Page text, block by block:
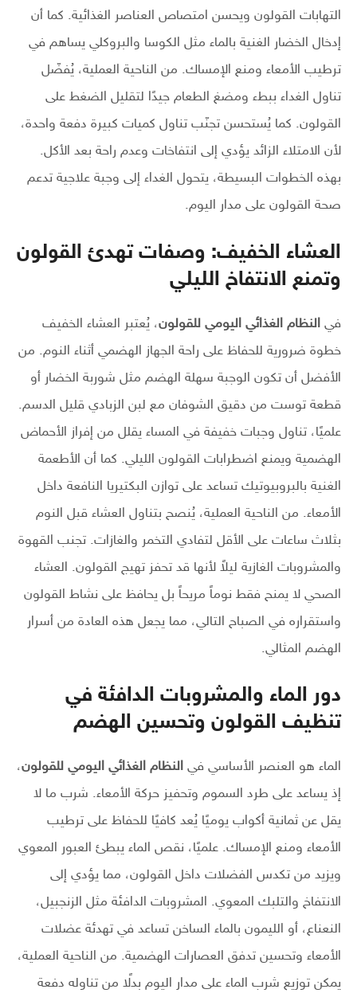
التهابات القولون ويحسن امتصاص العناصر الغذائية. كما أن
إدخال الخضار الغنية بالماء مثل الكوسا والبروكلي يساهم في
ترطيب الأمعاء ومنع الإمساك. من الناحية العملية، يُفضّل
تناول الغداء ببطء ومضغ الطعام جيدًا لتقليل الضغط على
القولون. كما يُستحسن تجنّب تناول كميات كبيرة دفعة واحدة،
لأن الامتلاء الزائد يؤدي إلى انتفاخات وعدم راحة بعد الأكل.
بهذه الخطوات البسيطة، يتحول الغداء إلى وجبة علاجية تدعم
صحة القولون على مدار اليوم.
العشاء الخفيف: وصفات تهدئ القولون
وتمنع الانتفاخ الليلي
في النظام الغذائي اليومي للقولون، يُعتبر العشاء الخفيف
خطوة ضرورية للحفاظ على راحة الجهاز الهضمي أثناء النوم. من
الأفضل أن تكون الوجبة سهلة الهضم مثل شوربة الخضار أو
قطعة توست من دقيق الشوفان مع لبن الزبادي قليل الدسم.
علميًا، تناول وجبات خفيفة في المساء يقلل من إفراز الأحماض
الهضمية ويمنع اضطرابات القولون الليلي. كما أن الأطعمة
الغنية بالبروبيوتيك تساعد على توازن البكتيريا النافعة داخل
الأمعاء. من الناحية العملية، يُنصح بتناول العشاء قبل النوم
بثلاث ساعات على الأقل لتفادي التخمر والغازات. تجنب القهوة
والمشروبات الغازية ليلاً لأنها قد تحفز تهيج القولون. العشاء
الصحي لا يمنح فقط نوماً مريحاً بل يحافظ على نشاط القولون
واستقراره في الصباح التالي، مما يجعل هذه العادة من أسرار
الهضم المثالي.
دور الماء والمشروبات الدافئة في
تنظيف القولون وتحسين الهضم
الماء هو العنصر الأساسي في النظام الغذائي اليومي للقولون،
إذ يساعد على طرد السموم وتحفيز حركة الأمعاء. شرب ما لا
يقل عن ثمانية أكواب يوميًا يُعد كافيًا للحفاظ على ترطيب
الأمعاء ومنع الإمساك. علميًا، نقص الماء يبطئ العبور المعوي
ويزيد من تكدس الفضلات داخل القولون، مما يؤدي إلى
الانتفاخ والتلبك المعوي. المشروبات الدافئة مثل الزنجبيل،
النعناع، أو الليمون بالماء الساخن تساعد في تهدئة عضلات
الأمعاء وتحسين تدفق العصارات الهضمية. من الناحية العملية،
يمكن توزيع شرب الماء على مدار اليوم بدلًا من تناوله دفعة